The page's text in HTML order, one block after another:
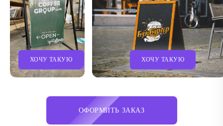
ХОЧУ ТАКУЮ ХОЧУ ТАКУЮ
ОФОРМИТЬ ЗАКАЗ